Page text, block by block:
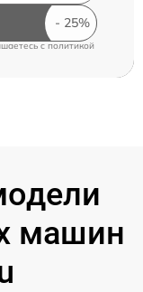
cполитикой
машин